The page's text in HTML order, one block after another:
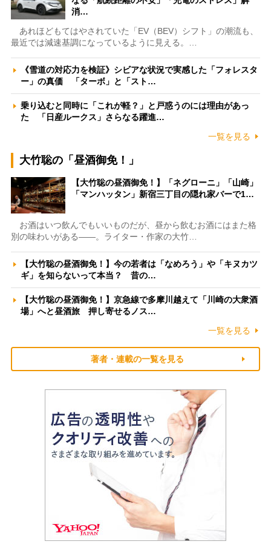
消…
あれほどもてはやされていた「EV（BEV）シフト」の潮流も、
最近では減速基調になっているように見える。…
《雪道の対応力を検証》シビアな状況で実感した「フォレスタ
ー」の真価 「ターボ」と「スト…
乗り込むと同時に「これが軽？」と戸惑うのには理由があっ
た 「日産ルークス」さらなる躍進…
一覧を見る
大竹聡の「昼酒御免！」
【大竹聡の昼酒御免！】「ネグローニ」「山崎」
「マンハッタン」新宿三丁目の隠れ家バーで1…
お酒はいつ飲んでもいいものだが、昼から飲むお酒にはまた格
別の味わいがある――。ライター・作家の大竹…
【大竹聡の昼酒御免！】今の若者は「なめろう」や「キヌカツ
ギ」を知らないって本当？ 昔の…
【大竹聡の昼酒御免！】京急線で多摩川越えて「川崎の大衆酒
場」へと昼酒旅 押し寄せるノス…
一覧を見る
著者・連載の一覧を見る